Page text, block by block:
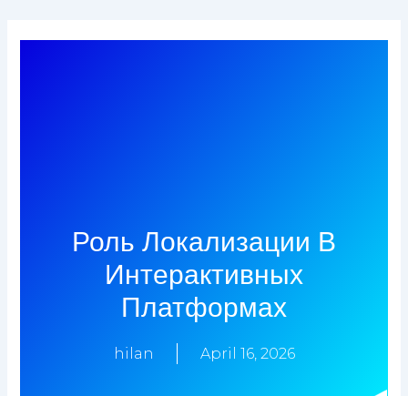
Роль Локализации В
Интерактивных
Платформах
hilan April 16, 2026